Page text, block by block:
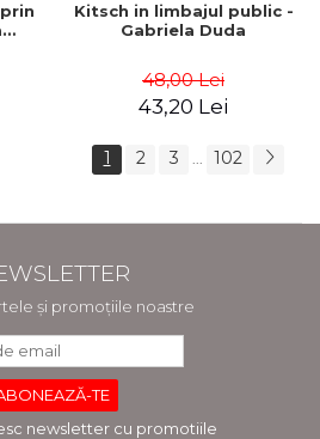
Kitsch in limbajul public -
Gabriela Duda
48,00 Lei
43,20 Lei
1 2 3 ... 102
și promoțiile noastre
newsletter cu promotiile